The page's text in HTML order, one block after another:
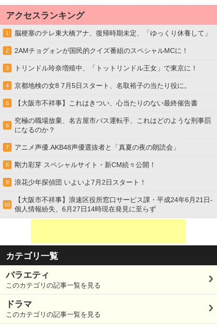
アクセスランキング
1 脳梗塞のテレ東大橋アナ、復帰時期未定、「ゆっくり休養して」
2 2AMチョグォンが国民的クイズ番組のスペシャルMCに！
3 トリンドル玲奈増殖中、「トットリンドル王女」で東京に！
4 京都地検の女8 7月5日スタート、名取裕子の当たり役に。
5 【大阪市不祥事】これはきつい、心当たりのない最終催告書
6
究極の職場放棄、名古屋市バス運転手、これはどのような刑事罰
になるのか？
7 アニメ声優.AKB48声優選抜者と「真夏の夜の朗読会」
8 剛力彩芽 スペシャルサイト・新CM続々公開！
9 浪花少年探偵団 いよいよ7月2日スタート！
10
【大阪市不祥事】浪速区役所窓口サービス課・平成24年6月21日-
個人情報紛失、6月27日14時現在発見に至らず
カテゴリ一覧
バラエティ
このカテゴリの記事一覧を見る
ドラマ
このカテゴリの記事一覧を見る